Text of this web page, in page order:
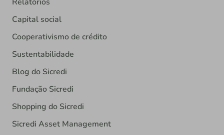
Capital social
Cooperativismo de crédito
Sustentabilidade
Blog do Sicredi
Fundação Sicredi
Shopping do Sicredi
Sicredi Asset Management